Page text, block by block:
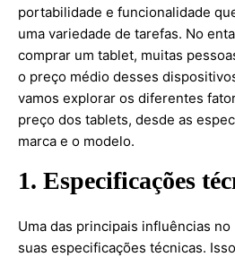
portabilidade e funcionalidade
uma variedade de tarefas. No
comprar um tablet, muitas
o preço médio desses
vamos explorar os diferentes
preço dos tablets, desde as
marca e o modelo.
1. Especificações
Uma das principais influências
suas especificações técnicas.